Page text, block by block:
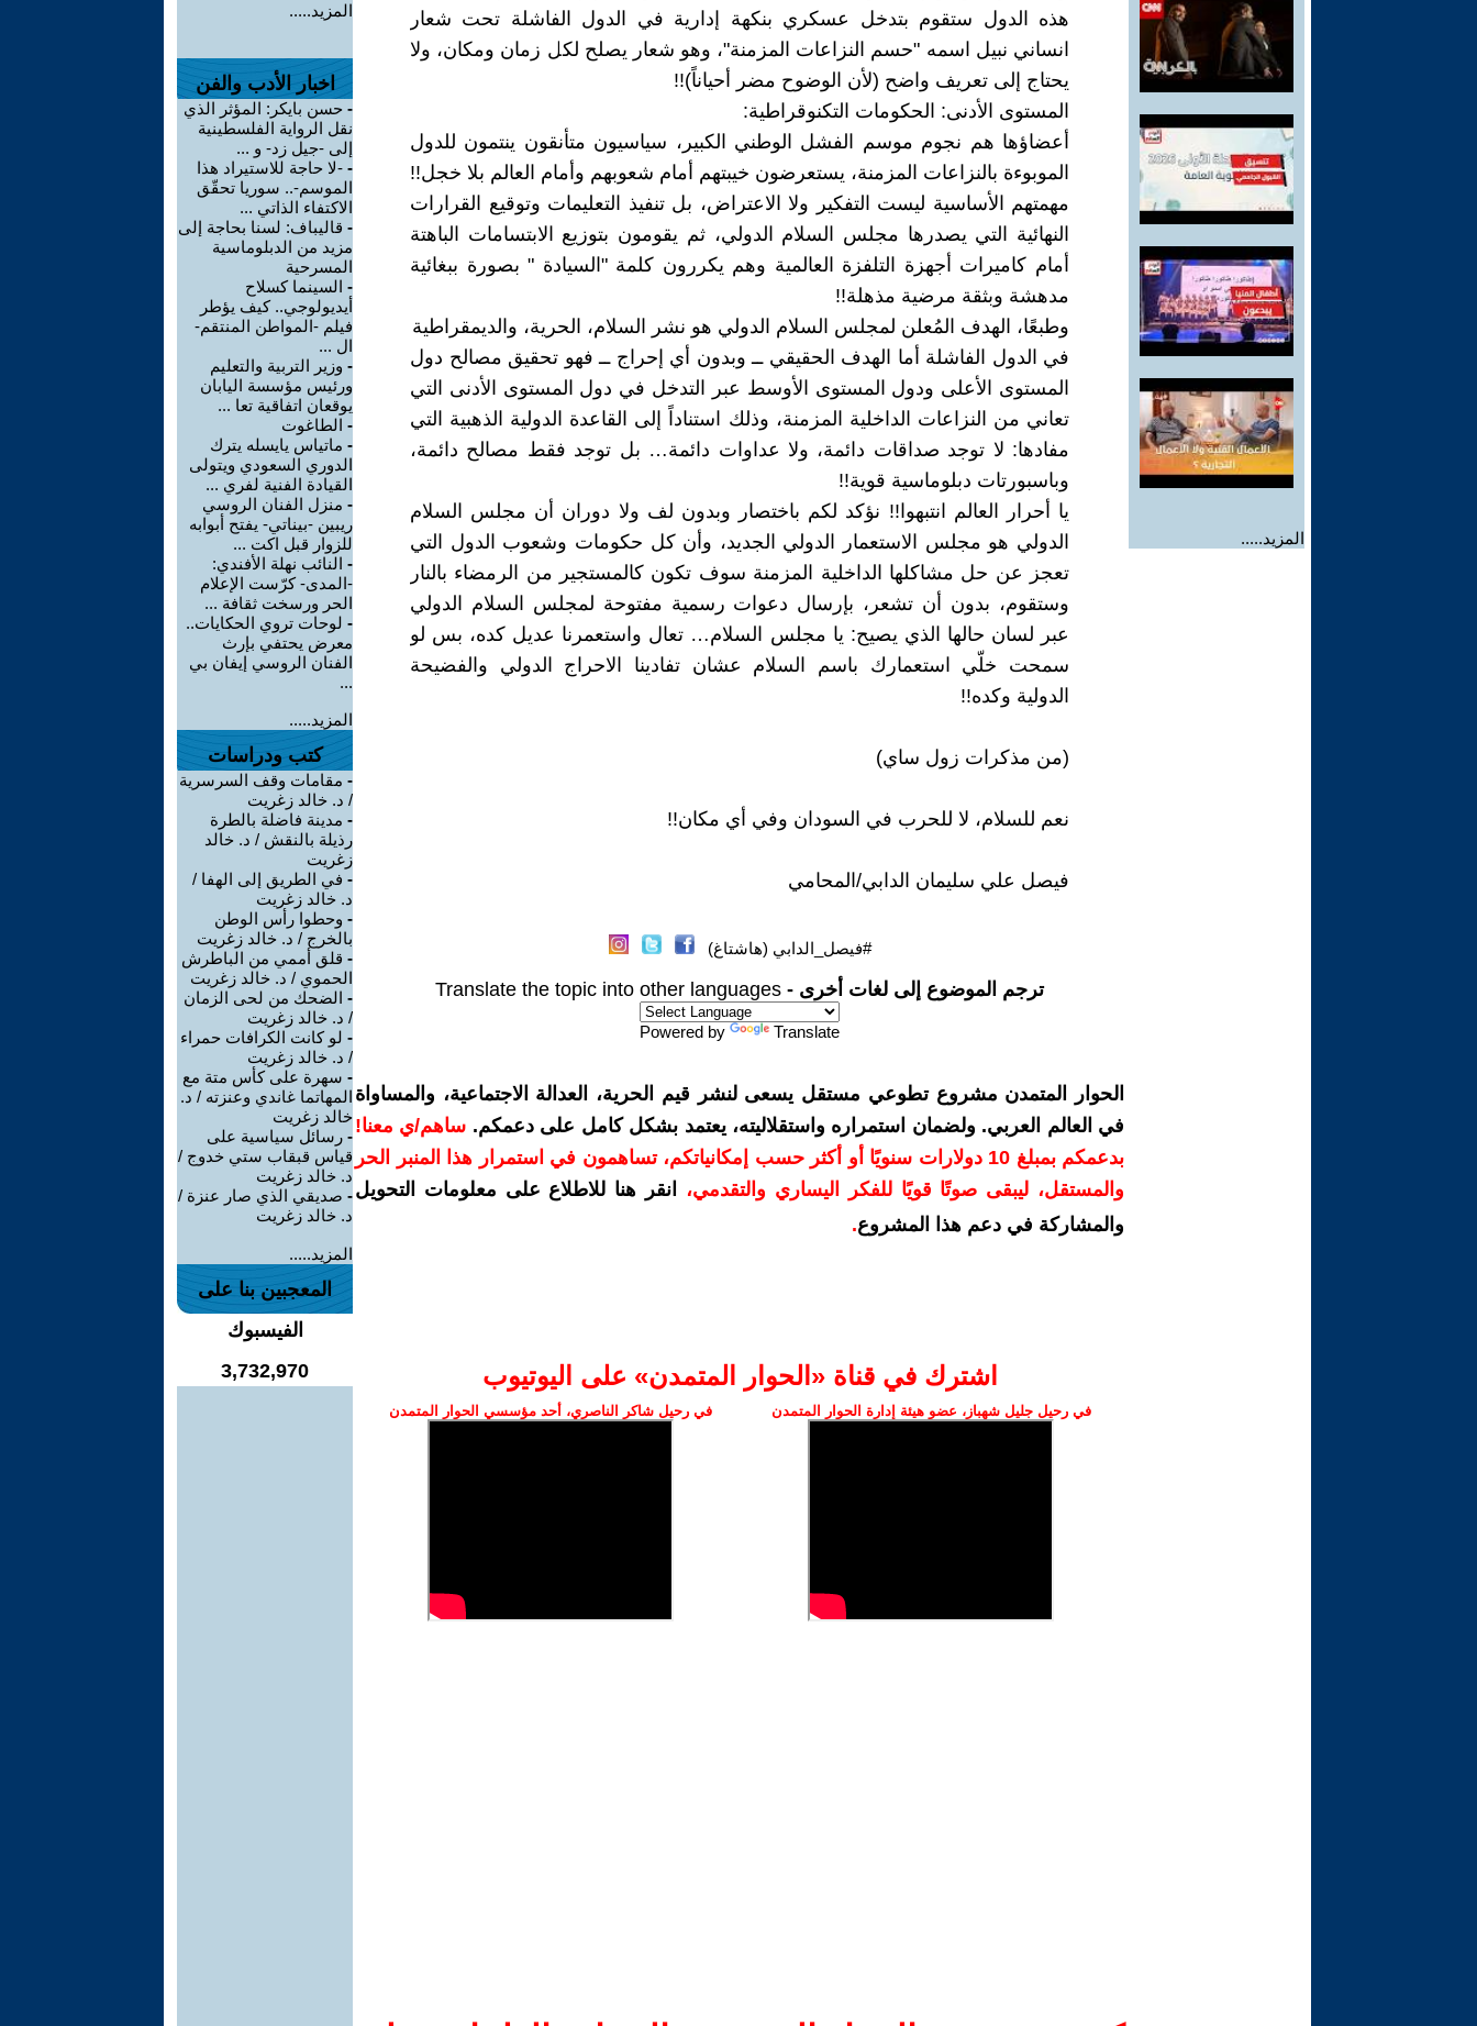
المزيد.....
هذه الدول ستقوم بتدخل عسكري بنكهة إدارية في الدول الفاشلة تحت شعار
انساني نبيل اسمه "حسم النزاعات المزمنة"، وهو شعار يصلح لكل زمان ومكان، ولا
يحتاج إلى تعريف واضح (لأن الوضوح مضر أحياناً)!!
المستوى الأدنى: الحكومات التكنوقراطية:
أعضاؤها هم نجوم موسم الفشل الوطني الكبير، سياسيون متأنقون ينتمون للدول
الموبوءة بالنزاعات المزمنة، يستعرضون خيبتهم أمام شعوبهم وأمام العالم بلا خجل!!
مهمتهم الأساسية ليست التفكير ولا الاعتراض، بل تنفيذ التعليمات وتوقيع القرارات
النهائية التي يصدرها مجلس السلام الدولي، ثم يقومون بتوزيع الابتسامات الباهتة
أمام كاميرات أجهزة التلفزة العالمية وهم يكررون كلمة "السيادة " بصورة ببغائية
مدهشة وبثقة مرضية مذهلة!!
وطبعًا، الهدف المُعلن لمجلس السلام الدولي هو نشر السلام، الحرية، والديمقراطية
في الدول الفاشلة أما الهدف الحقيقي ــ وبدون أي إحراج ــ فهو تحقيق مصالح دول
المستوى الأعلى ودول المستوى الأوسط عبر التدخل في دول المستوى الأدنى التي
تعاني من النزاعات الداخلية المزمنة، وذلك استناداً إلى القاعدة الدولية الذهبية التي
مفادها: لا توجد صداقات دائمة، ولا عداوات دائمة… بل توجد فقط مصالح دائمة،
وباسبورتات دبلوماسية قوية!!
يا أحرار العالم انتبهوا!! نؤكد لكم باختصار وبدون لف ولا دوران أن مجلس السلام
الدولي هو مجلس الاستعمار الدولي الجديد، وأن كل حكومات وشعوب الدول التي
تعجز عن حل مشاكلها الداخلية المزمنة سوف تكون كالمستجير من الرمضاء بالنار
وستقوم، بدون أن تشعر، بإرسال دعوات رسمية مفتوحة لمجلس السلام الدولي
عبر لسان حالها الذي يصيح: يا مجلس السلام… تعال واستعمرنا عديل كده، بس لو
سمحت خلّي استعمارك باسم السلام عشان تفادينا الاحراج الدولي والفضيحة
الدولية وكده!!
(من مذكرات زول ساي)
نعم للسلام، لا للحرب في السودان وفي أي مكان!!
فيصل علي سليمان الدابي/المحامي
#فيصل_الدابي (هاشتاغ)
ترجم الموضوع إلى لغات أخرى - Translate the topic into other languages
Powered by Translate
الحوار المتمدن مشروع تطوعي مستقل يسعى لنشر قيم الحرية، العدالة الاجتماعية، والمساواة
في العالم العربي. ولضمان استمراره واستقلاليته، يعتمد بشكل كامل على دعمكم. ساهم/ي معنا!
بدعمكم بمبلغ 10 دولارات سنويًا أو أكثر حسب إمكانياتكم، تساهمون في استمرار هذا المنبر الحر
والمستقل، ليبقى صوتًا قويًا للفكر اليساري والتقدمي،
انقر هنا للاطلاع على معلومات التحويل
والمشاركة في دعم هذا المشروع.
اشترك في قناة ‫«الحوار المتمدن» على اليوتيوب
في رحيل جليل شهباز، عضو هيئة إدارة الحوار المتمدن في رحيل شاكر الناصري، أحد مؤسسي الحوار المتمدن
المزيد.....
اخبار الأدب والفن
- حسن بايكر: المؤثر الذي
نقل الرواية الفلسطينية
إلى -جيل زد- و ...
- -لا حاجة للاستيراد هذا
الموسم-.. سوريا تحقّق
الاكتفاء الذاتي ...
- قاليباف: لسنا بحاجة إلى
مزيد من الدبلوماسية
المسرحية
- السينما كسلاح
أيديولوجي.. كيف يؤطر
فيلم -المواطن المنتقم-
ال ...
- وزير التربية والتعليم
ورئيس مؤسسة اليابان
يوقعان اتفاقية تعا ...
- الطاغوت
- ماتياس يايسله يترك
الدوري السعودي ويتولى
القيادة الفنية لفري ...
- منزل الفنان الروسي
ريبين -بيناتي- يفتح أبوابه
للزوار قبل اكت ...
- النائب نهلة الأفندي:
-المدى- كرّست الإعلام
الحر ورسخت ثقافة ...
- لوحات تروي الحكايات..
معرض يحتفي بإرث
الفنان الروسي إيفان بي
...
المزيد.....
كتب ودراسات
- مقامات وقف السرسرية
/ د. خالد زغريت
- مدينة فاضلة بالطرة
رذيلة بالنقش / د. خالد
زغريت
- في الطريق إلى الهفا /
د. خالد زغريت
- وحطوا رأس الوطن
بالخرج / د. خالد زغريت
- قلق أممي من الباطرش
الحموي / د. خالد زغريت
- الضحك من لحى الزمان
/ د. خالد زغريت
- لو كانت الكرافات حمراء
/ د. خالد زغريت
- سهرة على كأس متة مع
المهاتما غاندي وعنزته / د.
خالد زغريت
- رسائل سياسية على
قياس قبقاب ستي خدوج /
د. خالد زغريت
- صديقي الذي صار عنزة /
د. خالد زغريت
المزيد.....
المعجبين بنا على
الفيسبوك
3,732,970